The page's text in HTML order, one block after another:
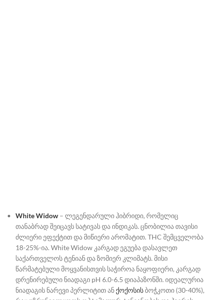
White Widow – ლეგენდარული ჰიბრიდი, რომელიც
თანაბრად შეიცავს სატივას და ინდიკას. ცნობილია თავისი
ძლიერი ეფექტით და მიწიერი არომატით. THC შემცველობა
18-25%-ია. White Widow კარგად ეგუება დასავლეთ
საქართველოს ტენიან და ზომიერ კლიმატს. მისი
წარმატებული მოყვანისთვის საჭიროა ნაყოფიერი, კარგად
დრენირებული ნიადაგი pH 6.0-6.5 დიაპაზონში. იდეალურია
ნიადაგის ნარევი პერლიტით ან ქოქოსისბოჭკოთი (30-40%),